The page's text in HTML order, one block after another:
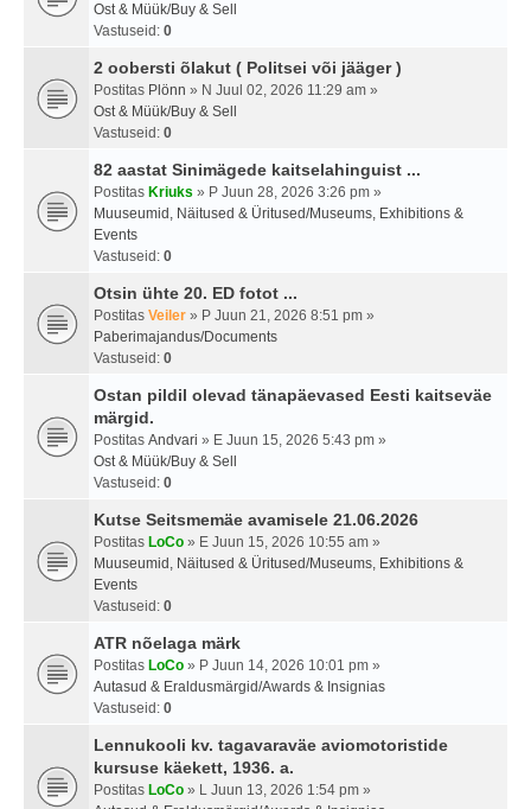
Ost & Müük/Buy & Sell
Vastuseid: 0
2 oobersti õlakut ( Politsei või jääger )
Postitas Plönn » N Juul 02, 2026 11:29 am »
Ost & Müük/Buy & Sell
Vastuseid: 0
82 aastat Sinimägede kaitselahinguist ...
Postitas Kriuks » P Juun 28, 2026 3:26 pm »
Muuseumid, Näitused & Üritused/Museums, Exhibitions &
Events
Vastuseid: 0
Otsin ühte 20. ED fotot ...
Postitas Veiler » P Juun 21, 2026 8:51 pm »
Paberimajandus/Documents
Vastuseid: 0
Ostan pildil olevad tänapäevased Eesti kaitseväe
märgid.
Postitas Andvari » E Juun 15, 2026 5:43 pm »
Ost & Müük/Buy & Sell
Vastuseid: 0
Kutse Seitsmemäe avamisele 21.06.2026
Postitas LoCo » E Juun 15, 2026 10:55 am »
Muuseumid, Näitused & Üritused/Museums, Exhibitions &
Events
Vastuseid: 0
ATR nõelaga märk
Postitas LoCo » P Juun 14, 2026 10:01 pm »
Autasud & Eraldusmärgid/Awards & Insignias
Vastuseid: 0
Lennukooli kv. tagavaraväe aviomotoristide
kursuse käekett, 1936. a.
Postitas LoCo » L Juun 13, 2026 1:54 pm »